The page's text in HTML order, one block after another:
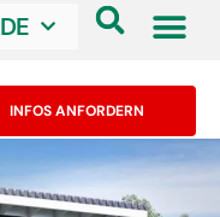
DE
INFOS ANFORDERN